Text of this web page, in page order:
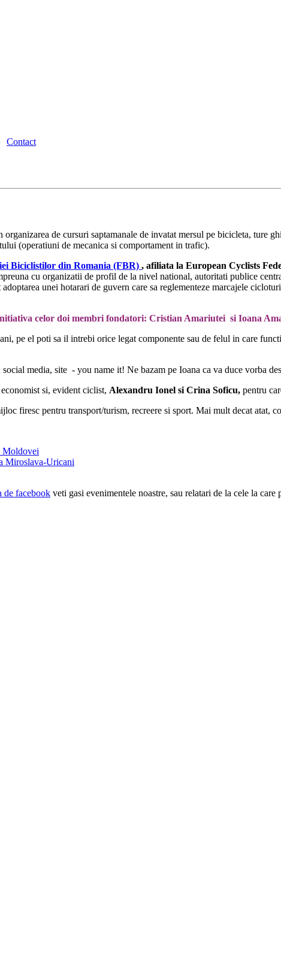
Contact
de cursuri saptamanale de invatat mersul pe bicicleta, ture
(operatiuni de mecanica si comportament in trafic).
Biciclistilor din Romania (FBR) , afiliata la European Cyclists
cu organizatii de profil de la nivel national, autoritati publice
unei hotarari de guvern care sa reglementeze marcajele
celor doi membri fondatori: Cristian Amariutei si Ioana
pe el poti sa il intrebi orice legat componente sau de felul in care
media, site - you name it! Ne bazam pe Ioana ca va duce vorba
economist si, evident ciclist, Alexandru Ionel si Crina Soficu, pentru
firesc pentru transport/turism, recreere si sport. Mai mult decat atat,
Moldovei
Miroslava-Uricani
de facebook veti gasi evenimentele noastre, sau relatari de la cele la